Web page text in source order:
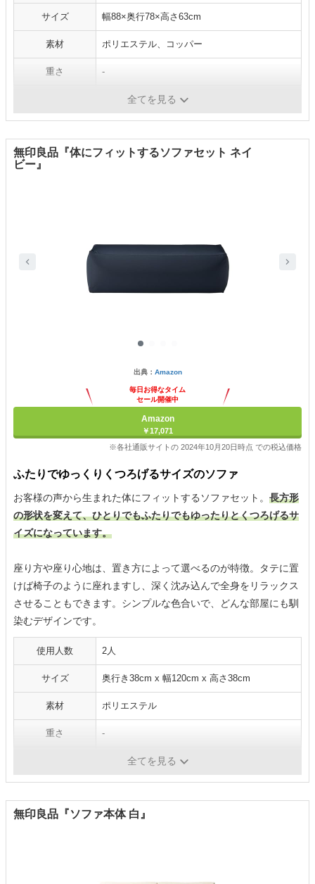
サイズ 幅88×奥行78×高さ63cm
素材 ポリエステル、コッパー
重さ -
グリーン、ピンク、ベージュ
全てを見る
無印良品『体にフィットするソファセット ネイ
ビー』
出典： Amazon
毎日お得なタイム
セール開催中
Amazon
￥17,071
※各社通販サイトの 2024年10月20日時点 での税込価格
ふたりでゆっくりくつろげるサイズのソファ
お客様の声から生まれた体にフィットするソファセット。 長方形
の形状を変えて、ひとりでもふたりでもゆったりとくつろげるサ
イズになっています。
座り方や座り心地は、置き方によって選べるのが特徴。タテに置
けば椅子のように座れますし、深く沈み込んで全身をリラックス
させることもできます。シンプルな色合いで、どんな部屋にも馴
染むデザインです。
使用人数 2人
サイズ 奥行き38cm x 幅120cm x 高さ38cm
素材 ポリエステル
重さ -
ネイビー、カーキー、ホワイト、マスタード
全てを見る
無印良品『ソファ本体 白』